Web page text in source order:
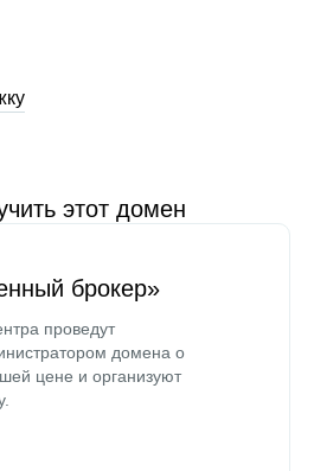
этот домен
брокер»
проведут
домена о
цене и организуют